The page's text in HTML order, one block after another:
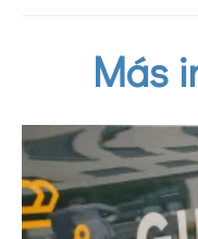
Más